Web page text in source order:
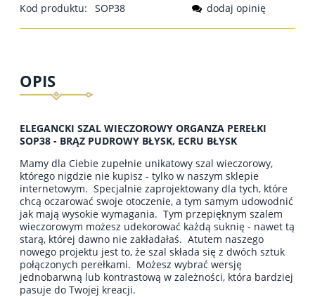
Kod produktu:
SOP38
dodaj opinię
OPIS
ELEGANCKI SZAL WIECZOROWY ORGANZA PEREŁKI
SOP38 - BRĄZ PUDROWY BŁYSK, ECRU BŁYSK
Mamy dla Ciebie zupełnie unikatowy szal wieczorowy,
którego nigdzie nie kupisz - tylko w naszym sklepie
internetowym. Specjalnie zaprojektowany dla tych, które
chcą oczarować swoje otoczenie, a tym samym udowodnić
jak mają wysokie wymagania. Tym przepięknym szalem
wieczorowym możesz udekorować każdą suknię - nawet tą
starą, której dawno nie zakładałaś. Atutem naszego
nowego projektu jest to, że szal składa się z dwóch sztuk
połączonych perełkami. Możesz wybrać wersję
jednobarwną lub kontrastową w zależności, która bardziej
pasuje do Twojej kreacji.